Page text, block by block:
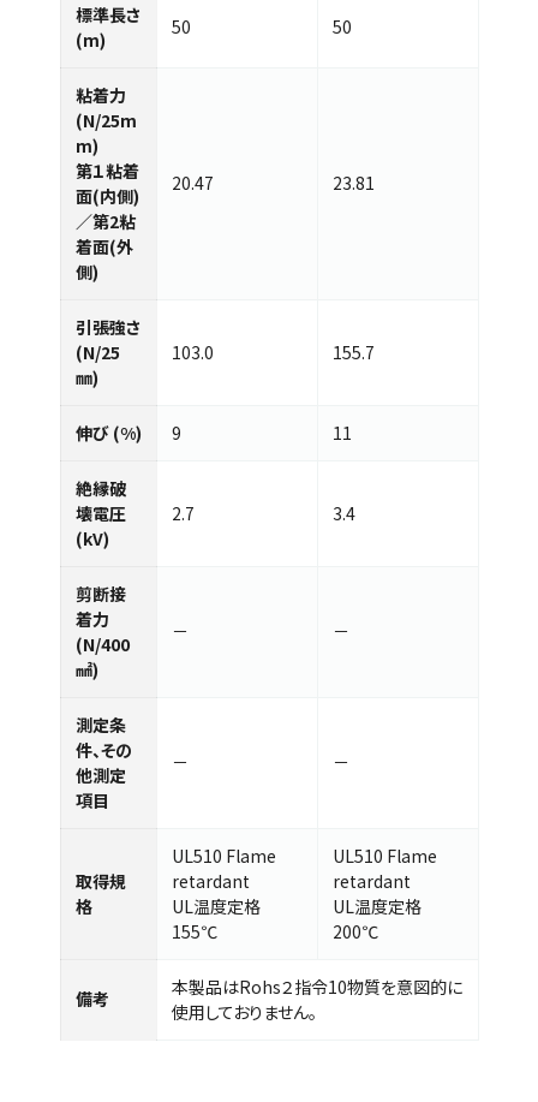
標準⻑さ
(m)
50 50
粘着力
(N/25m
m)
第１粘着
面(内側)
／第2粘
着面(外
側)
20.47 23.81
引張強さ
(N/25
㎜)
103.0 155.7
伸び (%) 9 11
絶縁破
壊電圧
(kV)
2.7 3.4
剪断接
着力
(N/400
㎟)
－ －
測定条
件、その
他測定
項目
－ －
取得規
格
UL510 Flame
retardant
UL温度定格
155℃
UL510 Flame
retardant
UL温度定格
200℃
備考
本製品はRohs２指令10物質を意図的に
使用しておりません。